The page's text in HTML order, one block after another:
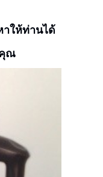
าให้ท่านได้
คุณ